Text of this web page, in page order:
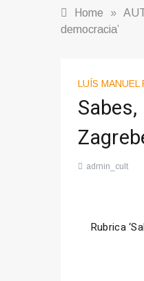
Home »
democracia’
LUÍS MANUEL
admin_cult
Rubrica